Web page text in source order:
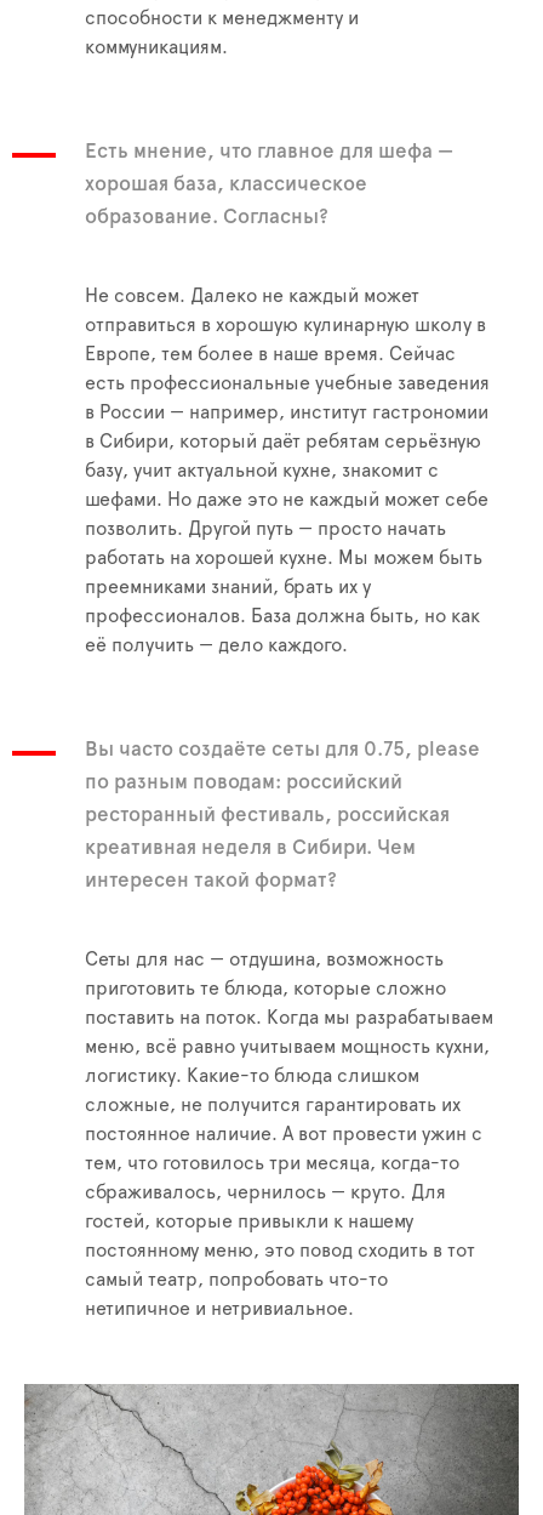
способности к менеджменту и
коммуникациям.
Есть мнение, что главное для шефа —
хорошая база, классическое
образование. Согласны?
Не совсем. Далеко не каждый может
отправиться в хорошую кулинарную школу в
Европе, тем более в наше время. Сейчас
есть профессиональные учебные заведения
в России — например, институт гастрономии
в Сибири, который даёт ребятам серьёзную
базу, учит актуальной кухне, знакомит с
шефами. Но даже это не каждый может себе
позволить. Другой путь — просто начать
работать на хорошей кухне. Мы можем быть
преемниками знаний, брать их у
профессионалов. База должна быть, но как
её получить — дело каждого.
Вы часто создаёте сеты для 0.75, please
по разным поводам: российский
ресторанный фестиваль, российская
креативная неделя в Сибири. Чем
интересен такой формат?
Сеты для нас — отдушина, возможность
приготовить те блюда, которые сложно
поставить на поток. Когда мы разрабатываем
меню, всё равно учитываем мощность кухни,
логистику. Какие-то блюда слишком
сложные, не получится гарантировать их
постоянное наличие. А вот провести ужин с
тем, что готовилось три месяца, когда-то
сбраживалось, чернилось — круто. Для
гостей, которые привыкли к нашему
постоянному меню, это повод сходить в тот
самый театр, попробовать что-то
нетипичное и нетривиальное.